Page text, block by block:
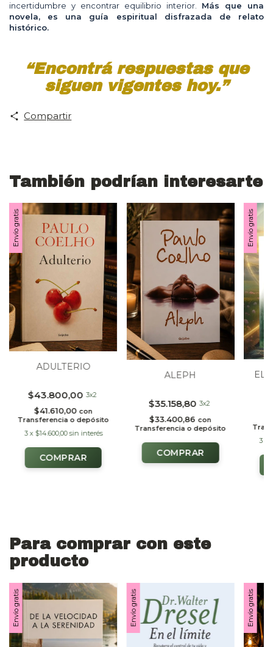
incertidumbre y encontrar equilibrio interior. Más que una
novela, es una guía espiritual disfrazada de relato
histórico.
“Encontrá respuestas que
siguen vigentes hoy.”
Compartir
También podrían interesarte
Envío gratis
ADULTERIO
$43.800,00 3x2
$41.610,00 con
Transferencia o depósito
3 x $14.600,00 sin interés
ALEPH
$35.158,80 3x2
$33.400,86con
Transferencia o depósito
Envío gratis
EL
3
Para comprar con este
producto
Envío gratis Envío gratis Envío gratis